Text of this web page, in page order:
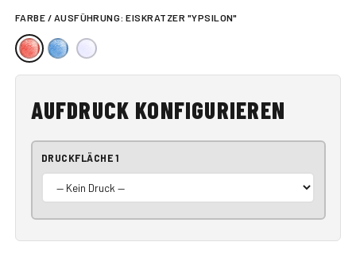
FARBE / AUSFÜHRUNG:EISKRATZER "YPSILON"
AUFDRUCK KONFIGURIEREN
DRUCKFLÄCHE 1